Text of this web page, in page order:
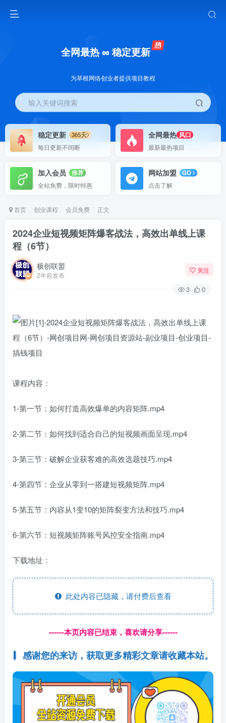
全网最热 ∞ 稳定更新
为草根网络创业者提供项目教程
输入关键词搜索
稳定更新
365天
每日更新不间断
全网最热 风口
最新最热项目
加入会员
推荐
全站免费，限时特惠
网站加盟
GO
点击了解
首页 创业课程 会员免费 正文
2024企业短视频矩阵爆客战法，高效出单线上课
程（6节）
极创联盟
2年前发布
关注
3 0
课程内容：
1-第一节：如何打造高效爆单的内容矩阵.mp4
2-第二节：如何找到适合自己的短视频画面呈现.mp4
3-第三节：破解企业获客难的高效选题技巧.mp4
4-第四节：企业从零到一搭建短视频矩阵.mp4
5-第五节：内容从1变10的矩阵裂变方法和技巧.mp4
6-第六节：短视频矩阵账号风控安全指南.mp4
下载地址：
此处内容已隐藏，请付费后查看
------本页内容已结束，喜欢请分享------
感谢您的来访，获取更多精彩文章请收藏本站。